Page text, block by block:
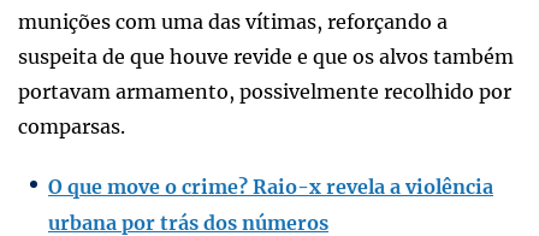
munições com uma das vítimas, reforçando a
suspeita de que houve revide e que os alvos também
portavam armamento, possivelmente recolhido por
comparsas.
O que move o crime? Raio-x revela a violência
urbana por trás dos números